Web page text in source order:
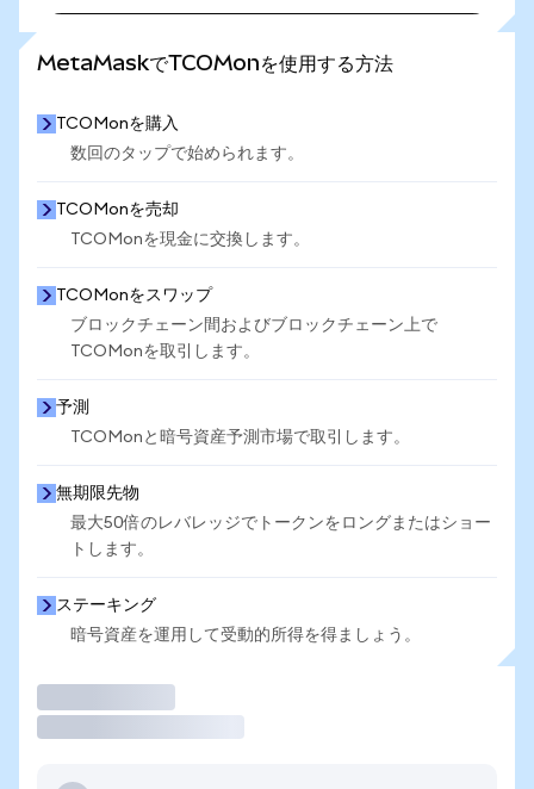
MetaMaskでTCOMonを使用する方法
TCOMonを購入
数回のタップで始められます。
TCOMonを売却
TCOMonを現金に交換します。
TCOMonをスワップ
ブロックチェーン間およびブロックチェーン上で
TCOMonを取引します。
予測
TCOMonと暗号資産予測市場で取引します。
無期限先物
最大50倍のレバレッジでトークンをロングまたはショー
トします。
ステーキング
暗号資産を運用して受動的所得を得ましょう。